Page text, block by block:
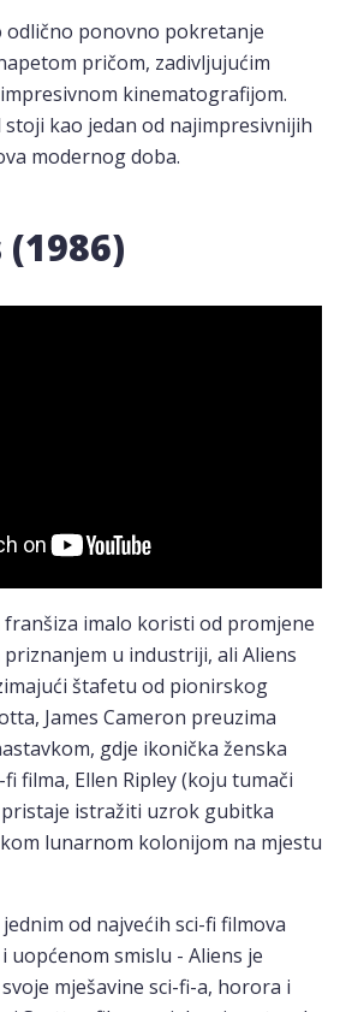
odlično ponovno pokretanje
pričom, zadivljujućim
kinematografijom.
stoji kao jedan od najimpresivnijih
modernog doba.
imalo koristi od promjene
u industriji, ali Aliens
štafetu od pionirskog
James Cameron preuzima
gdje ikonička ženska
filma, Ellen Ripley (koju tumači
istražiti uzrok gubitka
lunarnom kolonijom na mjestu
od najvećih sci-fi filmova
uopćenom smislu - Aliens je
mješavine sci-fi-a, horora i